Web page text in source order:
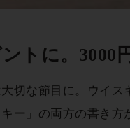
トに。3000
切な節目に。ウイ
ー」の両方の書き